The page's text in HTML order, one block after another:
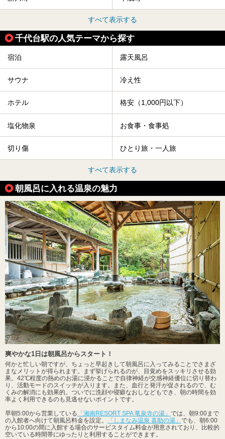
すべて表示する
千代台駅の人気テーマから探す
宿泊 露天風呂
サウナ 冷え性
ホテル 格安（1,000円以下）
塩化物泉 お食事・食事処
切り傷 ひとり旅・一人旅
すべて表示する
朝風呂に入れる温泉の魅力
爽やかな1日は朝風呂からスタート！
何かと忙しい朝ですが、ちょっと早起きして朝風呂に入ってみることでさまざ
まなメリットが得られます。まず挙げられるのが、目覚めをスッキリさせる効
果。42℃程度の熱めのお湯に浸かることで自律神経が交感神経優位に切り替わ
り、活動モードのスイッチが入ります。また、血行と発汗が促されるので、む
くみの解消にも効果的。ついでに洗顔や寝癖なおしなどもでき、朝の時間を効
率よく利用できるのも見逃せないポイントです。
早朝5:00から営業している 「湘南RESORT SPA 竜泉寺の湯」 では、朝9:00まで
の入館者へ向けて朝風呂料金を設定。
「しまなみ温泉 喜助の湯」 でも、朝6:00
から10:00の間に入館する場合のサービスタイム料金が用意されており、比較的
空いている時間帯にゆったりと利用することができます。